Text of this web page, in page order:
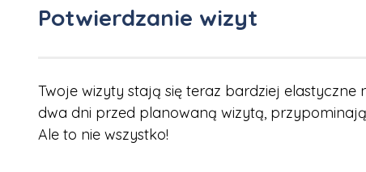
Potwierdzanie wizyt
Twoje wizyty stają się teraz bardziej elastyczne
dwa dni przed planowaną wizytą,
Ale to nie wszystko!